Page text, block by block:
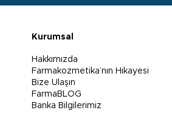
Kurumsal
Hakkımızda
Farmakozmetika’nın Hikayesi
Bize Ulaşın
FarmaBLOG
Banka Bilgilerimiz